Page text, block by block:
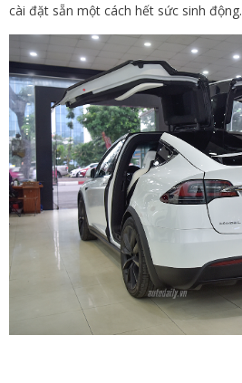
cài đặt sẵn một cách hết sức sinh động.